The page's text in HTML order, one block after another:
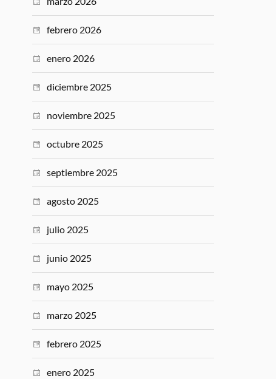
febrero 2026
enero 2026
diciembre 2025
noviembre 2025
octubre 2025
septiembre 2025
agosto 2025
julio 2025
junio 2025
mayo 2025
marzo 2025
febrero 2025
enero 2025